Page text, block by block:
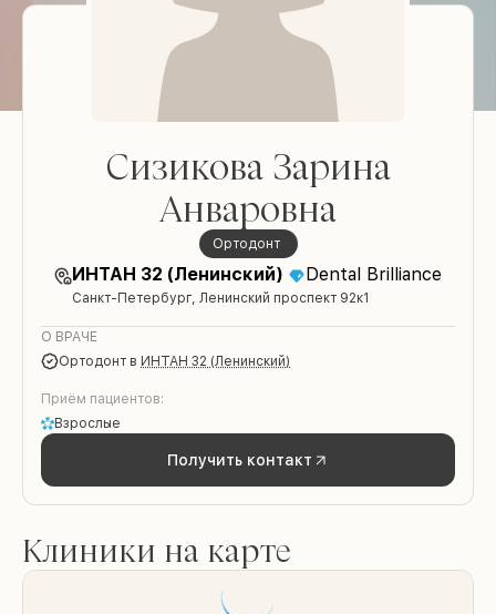
Сизикова Зарина
Анваровна
ортодонт
ИНТАН 32 (Ленинский) Dental Brilliance
Санкт-Петербург, Ленинский проспект 92к1
О ВРАЧЕ
ортодонт в ИНТАН 32 (Ленинский)
Приём пациентов:
Взрослые
Получить контакт
Клиники на карте